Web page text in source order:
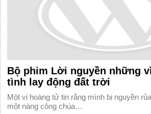
Bộ phim Lời nguyền những
tình lay động đất trời
Một vị hoàng tử tin rằng mình bị nguyền
một nàng công chúa…